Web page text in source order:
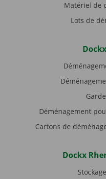
Matériel de
Lots de
Déménagement
Cartons de
Dockx